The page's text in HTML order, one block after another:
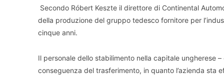
Secondo Róbert Keszte il direttore di Continental
della produzione del gruppo tedesco fornitore per
cinque anni.
Il personale dello stabilimento nella capitale ungherese
conseguenza del trasferimento, in quanto l’azienda